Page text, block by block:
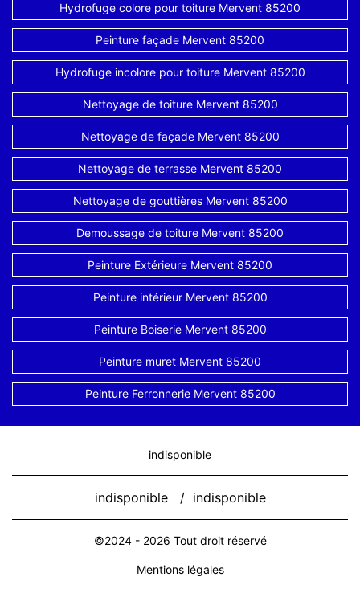
Hydrofuge colore pour toiture Mervent 85200
Peinture façade Mervent 85200
Hydrofuge incolore pour toiture Mervent 85200
Nettoyage de toiture Mervent 85200
Nettoyage de façade Mervent 85200
Nettoyage de terrasse Mervent 85200
Nettoyage de gouttières Mervent 85200
Demoussage de toiture Mervent 85200
Peinture Extérieure Mervent 85200
Peinture intérieur Mervent 85200
Peinture Boiserie Mervent 85200
Peinture muret Mervent 85200
Peinture Ferronnerie Mervent 85200
indisponible
indisponible / indisponible
©2024 - 2026 Tout droit réservé
Mentions légales